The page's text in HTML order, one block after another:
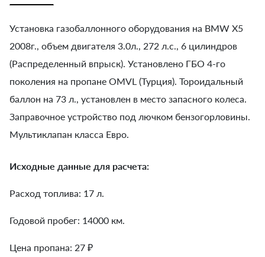
Установка газобаллонного оборудования на BMW X5
2008г., объем двигателя 3.0л., 272 л.с., 6 цилиндров
(Распределенный впрыск). Установлено ГБО 4-го
поколения на пропане OMVL (Турция). Тороидальный
баллон на 73 л., установлен в место запасного колеса.
Заправочное устройство под лючком бензогорловины.
Мультиклапан класса Евро.
Исходные данные для расчета:
Расход топлива: 17 л.
Годовой пробег: 14000 км.
Цена пропана: 27 ₽